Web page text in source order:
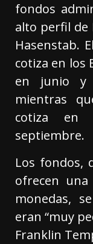
fondos
alto perfil de
Hasenstab.
cotiza en los
en junio y
mientras
cotiza en
septiembre.
Los fondos,
ofrecen
monedas,
eran “muy
Franklin